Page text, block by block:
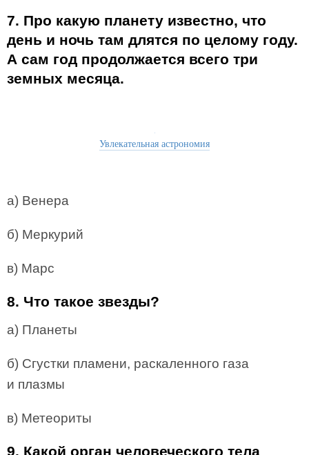
7. Про какую планету известно, что
день и ночь там длятся по целому году.
А сам год продолжается всего три
земных месяца.
Увлекательная астрономия
а) Венера
б) Меркурий
в) Марс
8. Что такое звезды?
а) Планеты
б) Сгустки пламени, раскаленного газа
и плазмы
в) Метеориты
9. Какой орган человеческого тела